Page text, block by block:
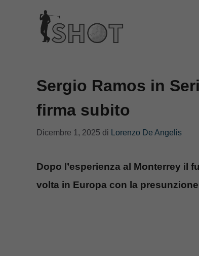
contenuto
Sergio Ramos in
firma subito
Dicembre 1, 2025 di Lorenzo De Angelis
Dopo l’esperienza al Monterrey il
volta in Europa con la